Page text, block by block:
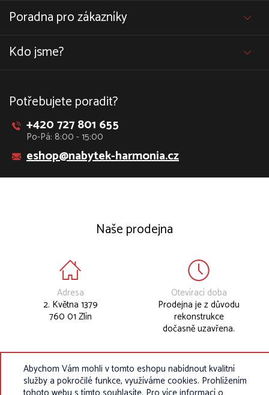
Poradna pro zákazníky
Kdo jsme?
Potřebujete poradit?
+420 727 801 655
Po-Pá: 8:00 - 15:00
eshop@nabytek-harmonia.cz
Naše prodejna
Adresa
2. Května 1379
760 01 Zlín
Otevírací doba
Prodejna je z důvodu
rekonstrukce
dočasně uzavřena.
Abychom Vám mohli v tomto eshopu nabídnout kvalitní
služby a pokročilé funkce, využíváme cookies. Prohlížením